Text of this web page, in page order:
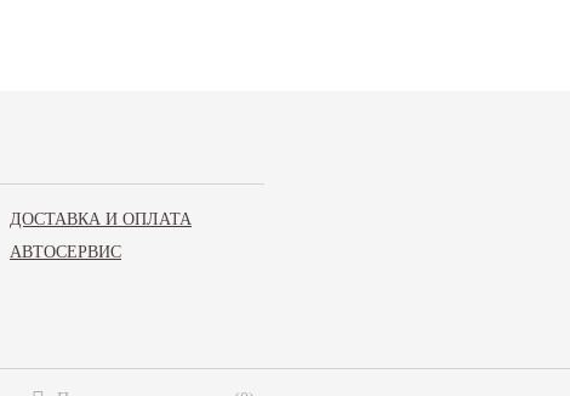
ДОСТАВКА И ОПЛАТА
АВТОСЕРВИС